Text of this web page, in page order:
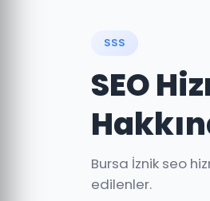
SSS
SEO
Bursa İznik seo
edilenler.